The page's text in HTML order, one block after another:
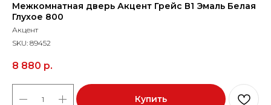
Межкомнатная дверь Акцент Грейс В1 Эмаль Белая
Глухое 800
Акцент
SKU: 89452
8 880 р.
Купить